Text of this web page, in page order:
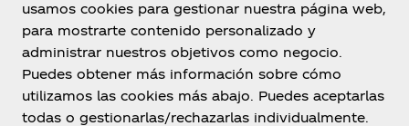
Bolivia
usamos cookies para gestionar nuestra página web,
para mostrarte contenido personalizado y
administrar nuestros objetivos como negocio.
Puedes obtener más información sobre cómo
utilizamos las cookies más abajo. Puedes aceptarlas
todas o gestionarlas/rechazarlas individualmente.